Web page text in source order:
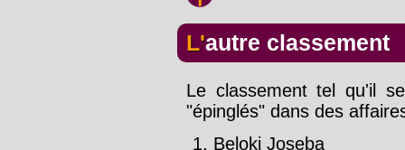
L'autre classement
Le classement tel qu'il
"épinglés" dans des
Beloki Joseba